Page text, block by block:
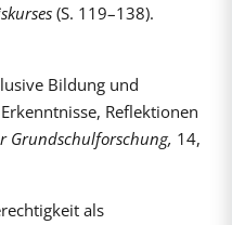
(S. 119–138).
Bildung und
Reflektionen
Grundschulforschung, 14,
als